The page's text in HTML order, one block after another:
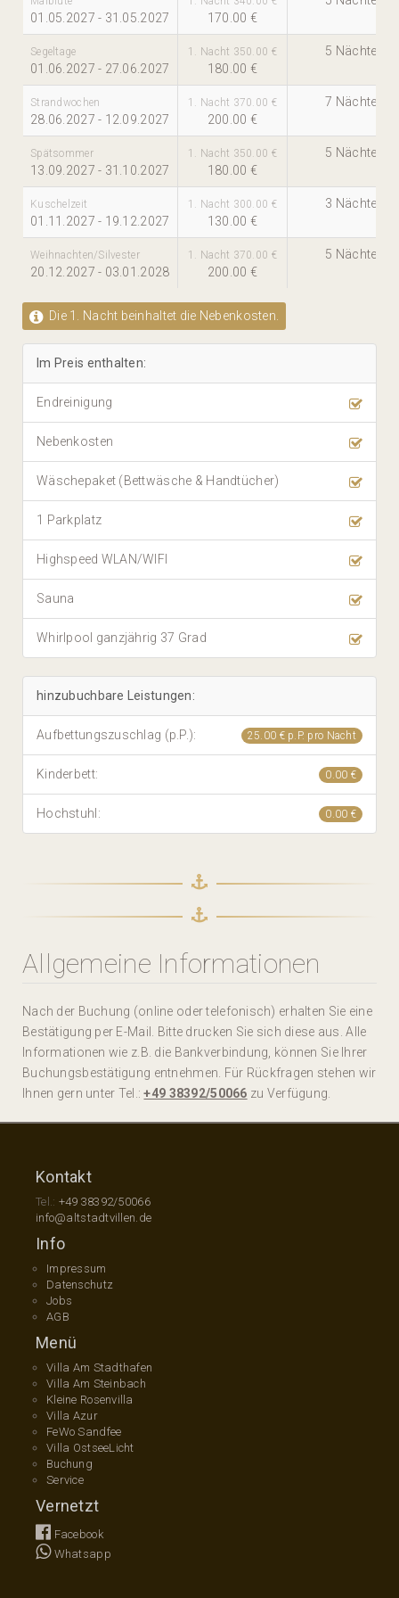
01.05.2027 - 31.05.2027 170.00 €
Segeltage
01.06.2027 - 27.06.2027
1. Nacht 350.00 €
180.00 €
5 Nächte
Strandwochen
28.06.2027 - 12.09.2027
1. Nacht 370.00 €
200.00 €
7 Nächte
Spätsommer
13.09.2027 - 31.10.2027
1. Nacht 350.00 €
180.00 €
5 Nächte
Kuschelzeit
01.11.2027 - 19.12.2027
1. Nacht 300.00 €
130.00 €
3 Nächte
Weihnachten/Silvester
20.12.2027 - 03.01.2028
1. Nacht 370.00 €
200.00 €
5 Nächte
Die 1. Nacht beinhaltet die Nebenkosten.
Im Preis enthalten:
Endreinigung
Nebenkosten
Wäschepaket (Bettwäsche & Handtücher)
1 Parkplatz
Highspeed WLAN/WIFI
Sauna
Whirlpool ganzjährig 37 Grad
hinzubuchbare Leistungen:
Aufbettungszuschlag (p.P.): 25.00 € p.P. pro Nacht
Kinderbett: 0.00 €
Hochstuhl: 0.00 €
Allgemeine Informationen
Nach der Buchung (online oder telefonisch) erhalten Sie eine
Bestätigung per E-Mail. Bitte drucken Sie sich diese aus. Alle
Informationen wie z.B. die Bankverbindung, können Sie Ihrer
Buchungsbestätigung entnehmen. Für Rückfragen stehen wir
Ihnen gern unter Tel.:+49 38392/50066 zu Verfügung.
Kontakt
Tel.: +49 38392/50066
info@altstadtvillen.de
Info
Impressum
Datenschutz
Jobs
AGB
Menü
Villa Am Stadthafen
Villa Am Steinbach
Kleine Rosenvilla
Villa Azur
FeWo Sandfee
Villa OstseeLicht
Buchung
Service
Vernetzt
Facebook
Whatsapp